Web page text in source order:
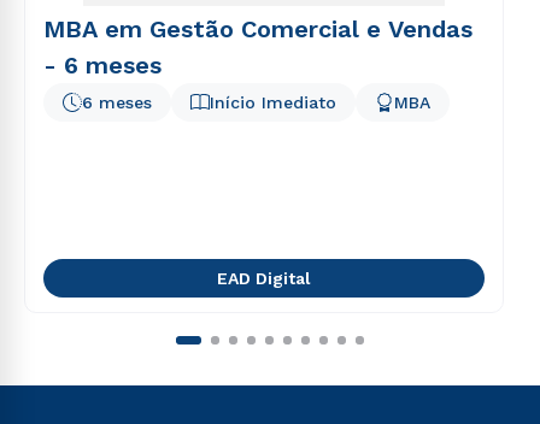
MBA em Gestão Comercial e Vendas
- 6 meses
Início Imediato
6 meses MBA
EAD Digital